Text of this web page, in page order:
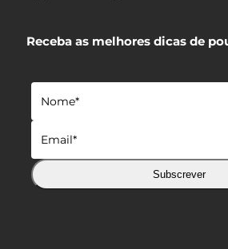
Receba as melhores dicas de
Subscrever